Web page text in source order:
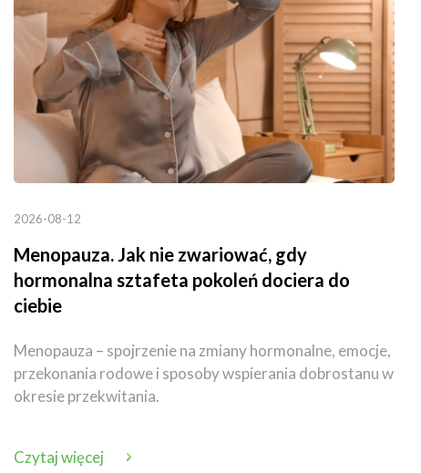
2026-08-12
Menopauza. Jak nie zwariować, gdy
hormonalna sztafeta pokoleń dociera do
ciebie
Menopauza – spojrzenie na zmiany hormonalne, emocje,
przekonania rodowe i sposoby wspierania dobrostanu w
okresie przekwitania.
Czytaj więcej